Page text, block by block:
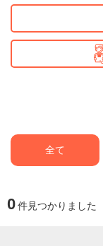
全て
0件見つかりました